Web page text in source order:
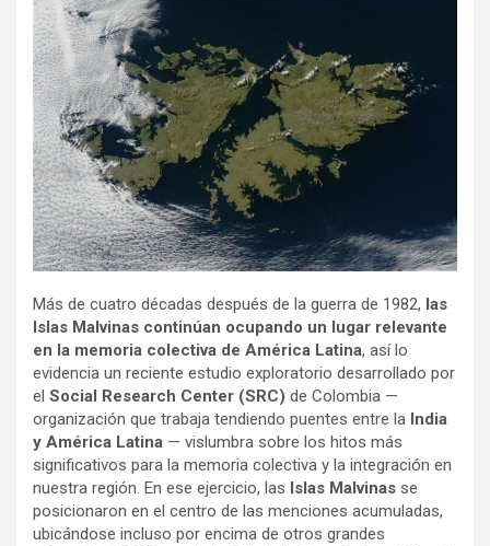
Más de cuatro décadas después de la guerra de 1982, las
Islas Malvinas continúan ocupando un lugar relevante
en la memoria colectiva de América Latina, así lo
evidencia un reciente estudio exploratorio desarrollado por
el Social Research Center (SRC) de Colombia —
organización que trabaja tendiendo puentes entre la India
y América Latina — vislumbra sobre los hitos más
significativos para la memoria colectiva y la integración en
nuestra región. En ese ejercicio, las Islas Malvinas se
posicionaron en el centro de las menciones acumuladas,
ubicándose incluso por encima de otros grandes